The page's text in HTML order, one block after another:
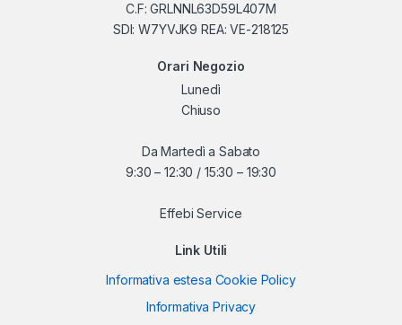
C.F: GRLNNL63D59L407M
SDI: W7YVJK9 REA: VE-218125
Orari Negozio
Lunedì
Chiuso
Da Martedì a Sabato
9:30 – 12:30 / 15:30 – 19:30
Effebi Service
Link Utili
Informativa estesa Cookie Policy
Informativa Privacy